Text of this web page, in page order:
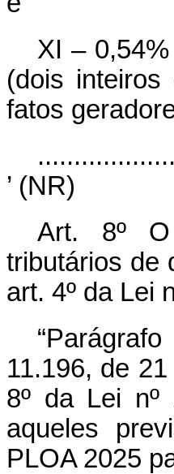
XI –
(dois
fatos
’ (NR)
Art. 8º O
tributários de
art. 4º da Lei
11.196, de
8º da Lei
aqueles
PLOA 2025